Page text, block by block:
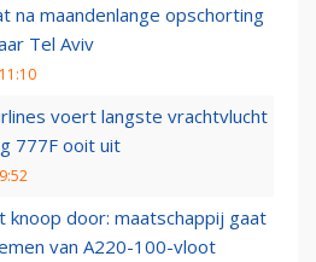
na maandenlange opschorting
Tel Aviv
voert langste vrachtvlucht
777F ooit uit
knoop door: maatschappij gaat
van A220-100-vloot